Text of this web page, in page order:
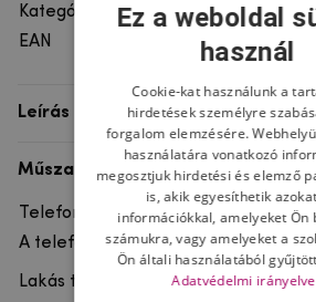
Kategória
EAN
Leírás
Műszaki adatok
Telefon márka
A telefonmodellhez
Lakás típusa
Ez a weboldal
használ
Cookie-kat használunk a
hirdetések személyre
forgalom elemzésére.
használatára vonatkozó
megosztjuk hirdetési és elemző
is, akik egyesíthetik
információkkal, amelyeket Ön
számukra, vagy amelyeket a
Ön általi használatából
Adatvédelmi